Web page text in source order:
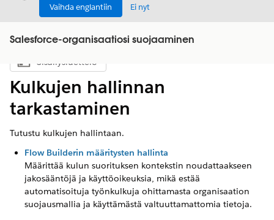
Vaihda englantiin
Ei nyt
Salesforce-organisaatiosi suojaaminen
Näytä sisällysluettelo
Sisällysluettelo
Kulkujen hallinnan
tarkastaminen
Tutustu kulkujen hallintaan.
Flow Builderin määritysten hallinta
Määrittää kulun suorituksen kontekstin noudattaakseen
jakosääntöjä ja käyttöoikeuksia, mikä estää
automatisoituja työnkulkuja ohittamasta organisaation
suojausmallia ja käyttämästä valtuuttamattomia tietoja.